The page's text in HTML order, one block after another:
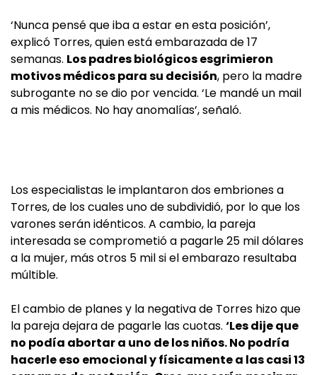
‘Nunca pensé que iba a estar en esta posición’,
explicó Torres, quien está embarazada de 17
semanas. Los padres biológicos esgrimieron
motivos médicos para su decisión, pero la madre
subrogante no se dio por vencida. ‘Le mandé un mail
a mis médicos. No hay anomalías’, señaló.
Los especialistas le implantaron dos embriones a
Torres, de los cuales uno de subdividió, por lo que los
varones serán idénticos. A cambio, la pareja
interesada se comprometió a pagarle 25 mil dólares
a la mujer, más otros 5 mil si el embarazo resultaba
múltible.
El cambio de planes y la negativa de Torres hizo que
la pareja dejara de pagarle las cuotas. ‘Les dije que
no podía abortar a uno de los niños. No podría
hacerle eso emocional y físicamente a las casi 13